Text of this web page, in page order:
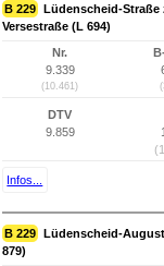
B 229 Lüdenscheid-
Versestraße (L 694)
Nr.
9.339
(10.461)
DTV
9.859
Infos...
B 229 Lüdenscheid-
879)